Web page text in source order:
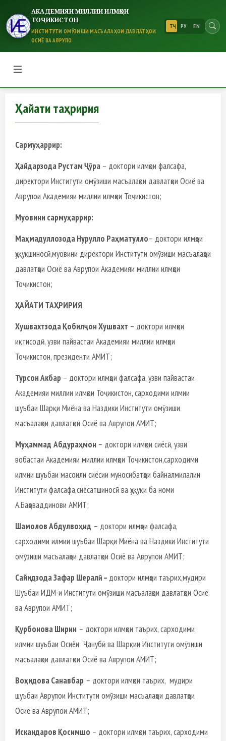
АКАДЕМИЯИ МИЛЛИИ ИЛМҲОИ
ТОҶИКИСТОН
ИНСТИТУТИ ОМӮЗИШИ МАСЪАЛАҲОИ ДАВЛАТҲОИ
ОСИЁ ВА АВРУПО
ТҶ РУ EN
Ҳайати таҳририя
Ҳайати таҳририя
Сармуҳаррир:
Ҳайдарзода Рустам Ҷӯра – доктори илмҳои фалсафа,
директори Институти омӯзиши масъалаҳои давлатҳои Осиё ва
Аврупои Академияи миллии илмҳои Тоҷикистон;
Муовини сармуҳаррир:
Маҳмадуллозода Нурулло Раҳматулло– доктори илмҳои
ҳуқуқшиносӣ,муовини директори Институти омӯзиши масъалаҳои
давлатҳои Осиё ва Аврупои Академияи миллии илмҳои
Тоҷикистон;
ҲАЙАТИ ТАҲРИРИЯ
Хушвахтзода Қобилҷон Хушвахт – доктори илмҳои
иқтисодӣ, узви пайвастаи Академияи миллии илмҳои
Тоҷикистон, президенти АМИТ;
Турсон Акбар – доктори илмҳои фалсафа, узви пайвастаи
Академияи миллии илмҳои Тоҷикистон, сарходими илмии
шуъбаи Шарқи Миёна ва Наздики Институти омӯзиши
масъалаҳои давлатҳои Осиё ва Аврупои АМИТ;
Муҳаммад Абдураҳмон – доктори илмҳои сиёсӣ, узви
вобастаи Академияи миллии илмҳои Тоҷикистон,сарходими
илмии шуъбаи масоили сиёсии муносибатҳои байналмилалии
Институти фалсафа,сиёсатшиносӣ ва ҳуқуқи ба номи
А.Баҳоваддинови АМИТ;
Шамолов Абдулвоҳид – доктори илмҳои фалсафа,
сарходими илмии шуъбаи Шарқи Миёна ва Наздики Институти
омӯзиши масъалаҳои давлатҳои Осиё ва Аврупои АМИТ;
Сайидзода Зафар Шералӣ – доктори илмҳои таърих,мудири
Шуъбаи ИДМ-и Институти омӯзиши масъалаҳои давлатҳои Осиё
ва Аврупои АМИТ;
Қурбонова Ширин – доктори илмҳои таърих, сарходими
илмии шуъбаи Осиёи Ҷанубӣ ва Шарқии Институти омӯзиши
масъалаҳои давлатҳои Осиё ва Аврупои АМИТ;
Воҳидова Санавбар – доктори илмҳои таърих, мудири
шуъбаи Аврупои Институти омӯзиши масъалаҳои давлатҳои
Осиё ва Аврупои АМИТ;
Искандаров Қосимшо – доктори илмҳои таърих, сарходими